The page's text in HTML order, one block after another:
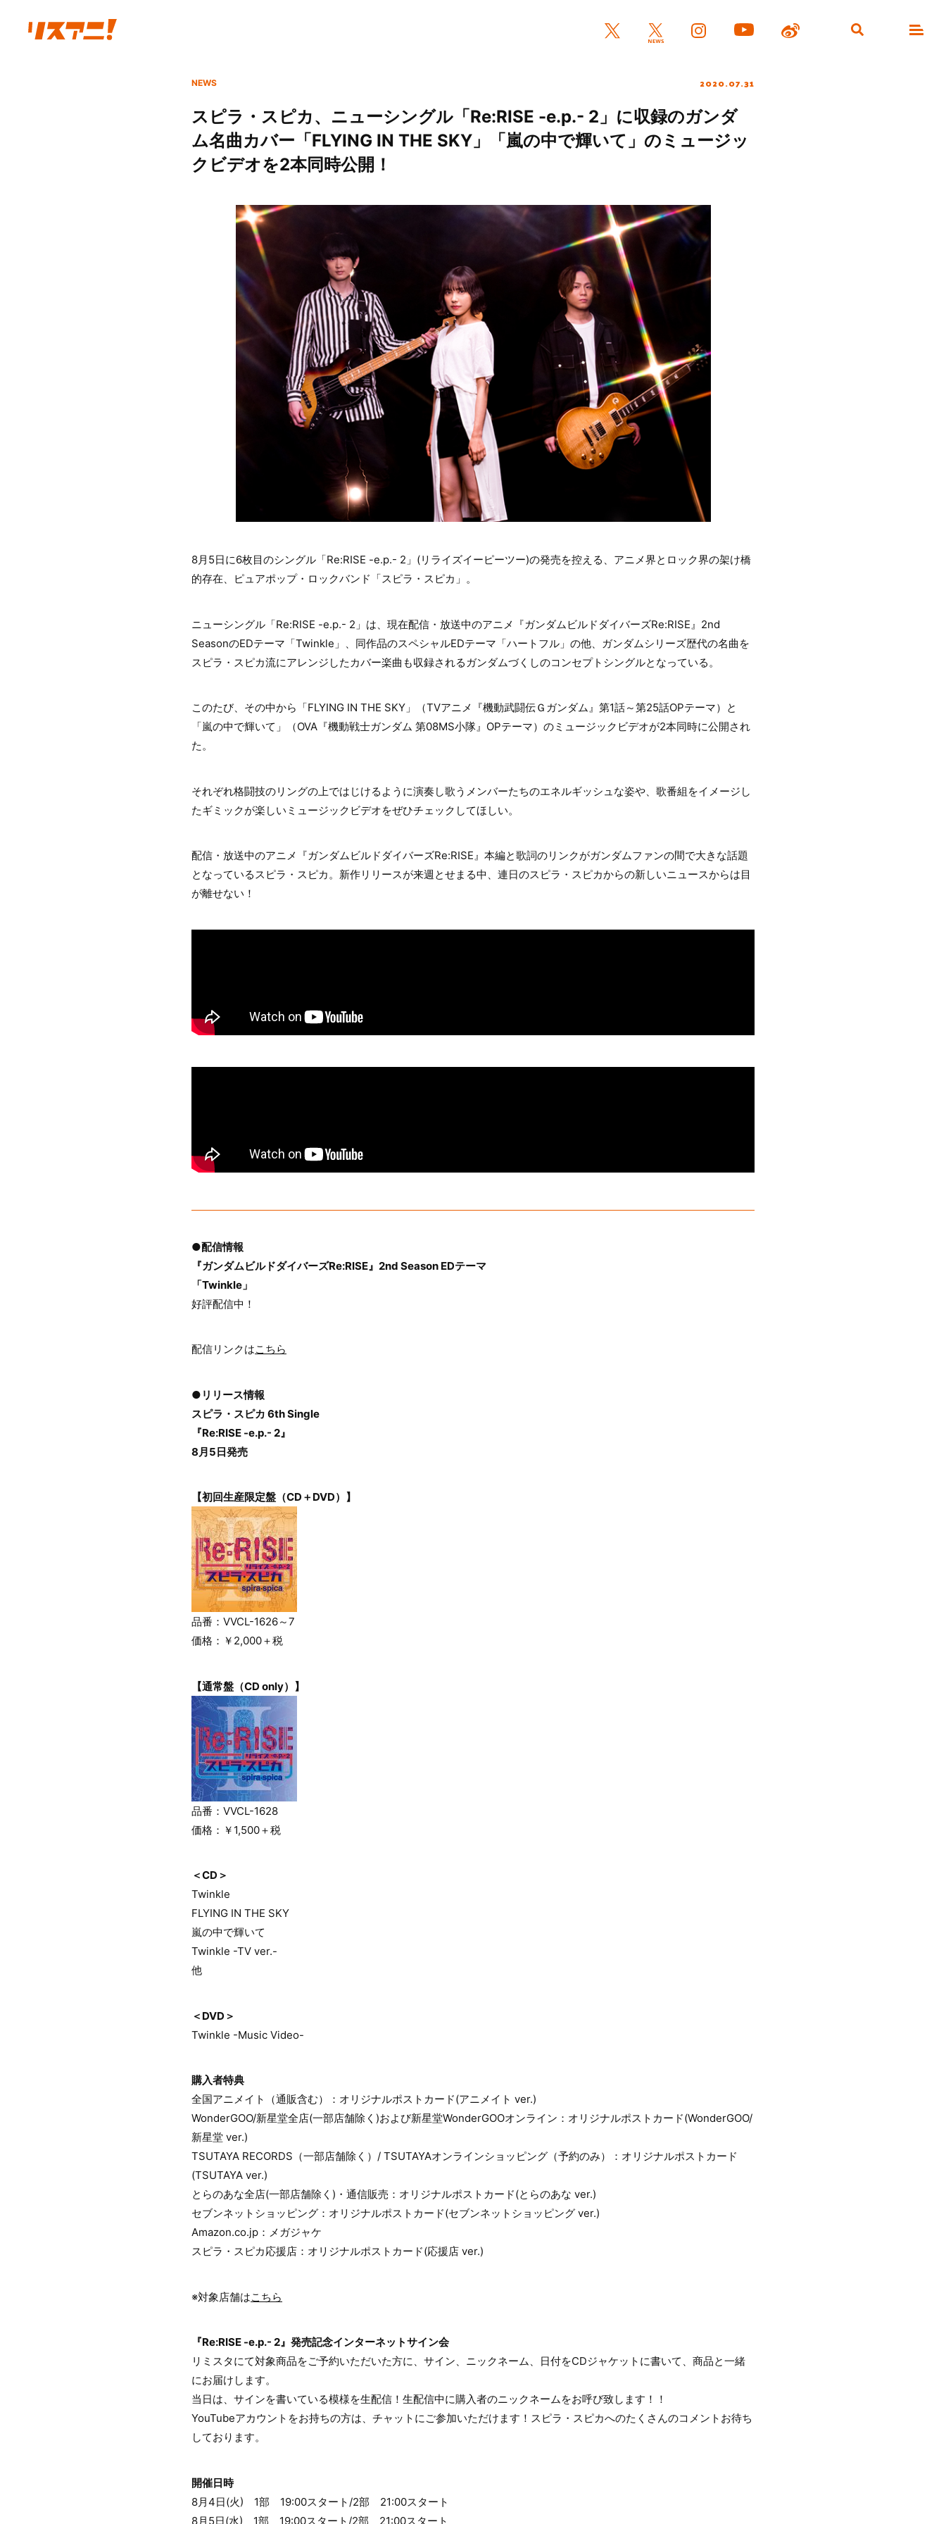
NEWS 2020.07.31
スピラ・スピカ、ニューシングル「Re:RISE -e.p.- 2」に収録のガンダ
ム名曲カバー「FLYING IN THE SKY」「嵐の中で輝いて」のミュージッ
クビデオを2本同時公開！
8月5日に6枚目のシングル「Re:RISE -e.p.- 2」(リライズイーピーツー)の発売を控える、アニメ界とロック界の架け橋
的存在、ピュアポップ・ロックバンド「スピラ・スピカ」。
ニューシングル「Re:RISE -e.p.- 2」は、現在配信・放送中のアニメ『ガンダムビルドダイバーズRe:RISE』2nd
SeasonのEDテーマ「Twinkle」、同作品のスペシャルEDテーマ「ハートフル」の他、ガンダムシリーズ歴代の名曲を
スピラ・スピカ流にアレンジしたカバー楽曲も収録されるガンダムづくしのコンセプトシングルとなっている。
このたび、その中から「FLYING IN THE SKY」（TVアニメ『機動武闘伝Ｇガンダム』第1話～第25話OPテーマ）と
「嵐の中で輝いて」（OVA『機動戦士ガンダム 第08MS小隊』OPテーマ）のミュージックビデオが2本同時に公開され
た。
それぞれ格闘技のリングの上ではじけるように演奏し歌うメンバーたちのエネルギッシュな姿や、歌番組をイメージし
たギミックが楽しいミュージックビデオをぜひチェックしてほしい。
配信・放送中のアニメ『ガンダムビルドダイバーズRe:RISE』本編と歌詞のリンクがガンダムファンの間で大きな話題
となっているスピラ・スピカ。新作リリースが来週とせまる中、連日のスピラ・スピカからの新しいニュースからは目
が離せない！
●配信情報
『ガンダムビルドダイバーズRe:RISE』2nd Season EDテーマ
「Twinkle」
好評配信中！
配信リンクはこちら
●リリース情報
スピラ・スピカ 6th Single
『Re:RISE -e.p.- 2』
8月5日発売
【初回生産限定盤（CD＋DVD）】
品番：VVCL-1626～7
価格：￥2,000＋税
【通常盤（CD only）】
品番：VVCL-1628
価格：￥1,500＋税
＜CD＞
Twinkle
FLYING IN THE SKY
嵐の中で輝いて
Twinkle -TV ver.-
他
＜DVD＞
Twinkle -Music Video-
購入者特典
全国アニメイト（通販含む）：オリジナルポストカード(アニメイト ver.)
WonderGOO/新星堂全店(一部店舗除く)および新星堂WonderGOOオンライン：オリジナルポストカード(WonderGOO/
新星堂 ver.)
TSUTAYA RECORDS（一部店舗除く）/ TSUTAYAオンラインショッピング（予約のみ）：オリジナルポストカード
(TSUTAYA ver.)
とらのあな全店(一部店舗除く)・通信販売：オリジナルポストカード(とらのあな ver.)
セブンネットショッピング：オリジナルポストカード(セブンネットショッピング ver.)
Amazon.co.jp：メガジャケ
スピラ・スピカ応援店：オリジナルポストカード(応援店 ver.)
※対象店舗はこちら
『Re:RISE -e.p.- 2』発売記念インターネットサイン会
リミスタにて対象商品をご予約いただいた方に、サイン、ニックネーム、日付をCDジャケットに書いて、商品と一緒
にお届けします。
当日は、サインを書いている模様を生配信！生配信中に購入者のニックネームをお呼び致します！！
YouTubeアカウントをお持ちの方は、チャットにご参加いただけます！スピラ・スピカへのたくさんのコメントお待ち
しております。
開催日時
8月4日(火) 1部 19:00スタート/2部 21:00スタート
8月5日(水) 1部 19:00スタート/2部 21:00スタート